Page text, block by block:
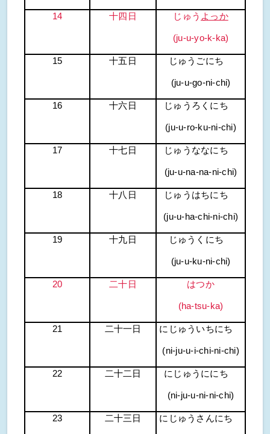
14 十四日 じゅう よっか
(ju-u-yo-k-ka)
15 十五日 じゅうごにち
(ju-u-go-ni-chi)
16 十六日 じゅうろくにち
(ju-u-ro-ku-ni-chi)
17 十七日 じゅうななにち
(ju-u-na-na-ni-chi)
18 十八日 じゅうはちにち
(ju-u-ha-chi-ni-chi)
19 十九日 じゅうくにち
(ju-u-ku-ni-chi)
20 二十日 はつか
(ha-tsu-ka)
21 二十一日 にじゅういちにち
(ni-ju-u-i-chi-ni-chi)
22 二十二日 にじゅうににち
(ni-ju-u-ni-ni-chi)
23 二十三日 にじゅうさんにち